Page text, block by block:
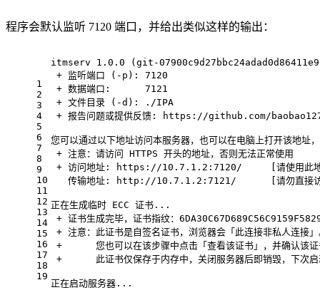
程序会默认监听 7120 端口，并给出类似这样的输出：
1
2
3
4
5
6
7
8
9
10
11
12
13
14
15
16
17
18
19
itmserv 1.0.0 (git-
+ 监听端口 (-p): 7120
+ 数据端口:      7121
+ 文件目录 (-d): ./IPA
+ 报告问题或提供反馈: https://github.com/
您可以通过以下地址访问本服务器，也可以在电脑上打开该地址
+ 注意：请访问 HTTPS 开头的地址，否则无法正常使用
+ 访问地址: https://10.7.1.2:7120/     [请使用此地
传输地址: http://10.7.1.2:7121/      [请勿直接访
正在生成临时 ECC 证书...
+ 证书生成完毕，证书指纹：
+ 注意：此证书是自签名证书，浏览器会「此连接非私人连接
+ 　　　您也可以在该步骤中点击「查看该证书」，并确认该
+ 　　　此证书仅保存于内存中，关闭服务器后即销毁，下次
正在启动服务器...